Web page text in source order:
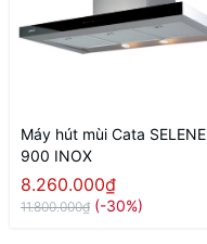
Máy hút mùi Cata SELENE
900 INOX
8.260.000₫
11.800.000₫ (-30%)